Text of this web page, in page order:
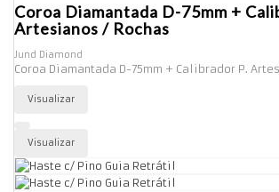
Coroa Diamantada D-75mm +
Artesianos / Rochas
Jund Diamond
Coroa Diamantada D-75mm + Calibrador P.
Visualizar
Visualizar